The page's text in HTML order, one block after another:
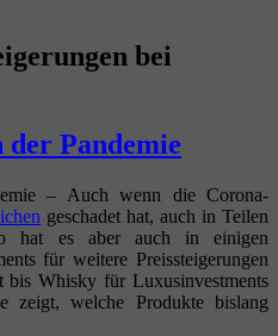
bei
der Pandemie
– Auch wenn die Corona-
geschadet hat, auch in Teilen
hat es aber auch in einigen
für weitere Preissteigerungen
bis Whisky für Luxusinvestments
zeigt, welche Produkte bislang